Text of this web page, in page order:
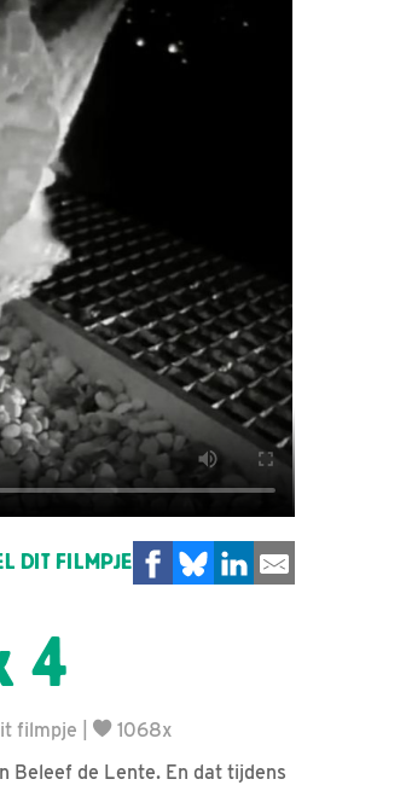
DIT FILMPJE
4
filmpje
1068x
Beleef de Lente. En dat tijdens